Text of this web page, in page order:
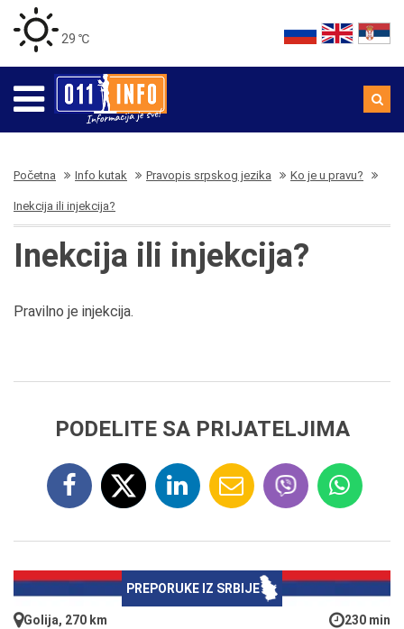
29 ℃
Početna Info kutak Pravopis srpskog jezika Ko je u pravu?
Inekcija ili injekcija?
Inekcija ili injekcija?
Pravilno je injekcija.
PODELITE SA PRIJATELJIMA
PREPORUKE IZ SRBIJE
Golija, 270 km 230 min